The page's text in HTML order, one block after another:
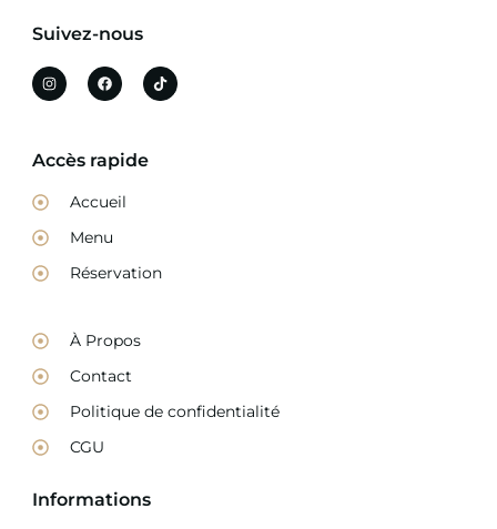
Suivez-nous
Accès rapide
Accueil
Menu
Réservation
À Propos
Contact
Politique de confidentialité
CGU
Informations